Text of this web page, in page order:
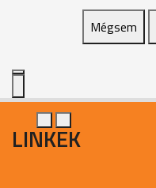
Mégsem
LINKEK